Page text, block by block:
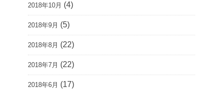
2018年10月 (4)
2018年9月 (5)
2018年8月 (22)
2018年7月 (22)
2018年6月 (17)